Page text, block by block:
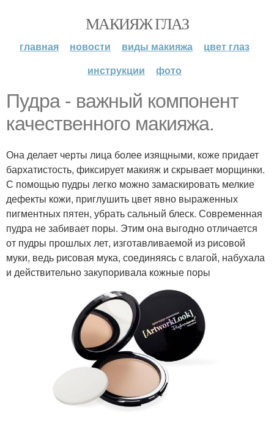
МАКИЯЖ ГЛАЗ
главная новости виды макияжа
цвет глаз
инструкции
фото
Пудра - важный компонент
качественного макияжа.
Она делает черты лица более изящными, коже придает
бархатистость, фиксирует макияж и скрывает морщинки.
С помощью пудры легко можно замаскировать мелкие
дефекты кожи, приглушить цвет явно выраженных
пигментных пятен, убрать сальный блеск. Современная
пудра не забивает поры. Этим она выгодно отличается
от пудры прошлых лет, изготавливаемой из рисовой
муки, ведь рисовая мука, соединяясь с влагой, набухала
и действительно закупоривала кожные поры